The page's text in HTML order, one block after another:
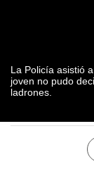
La Policía asistió
joven no pudo
ladrones.